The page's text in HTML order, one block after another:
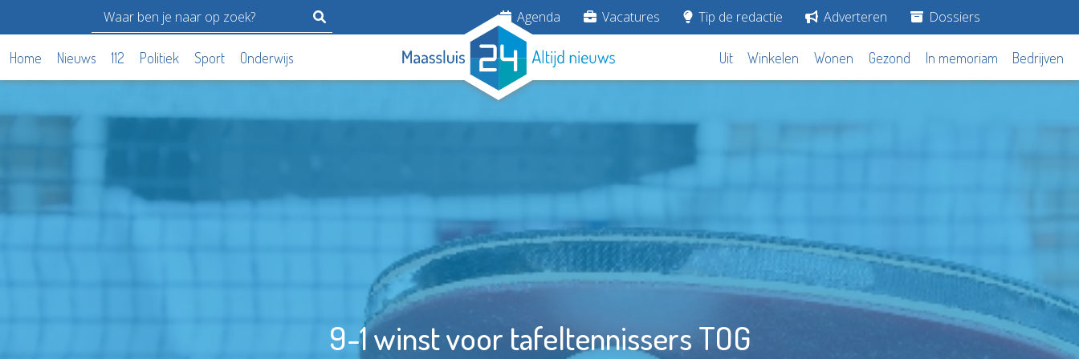
Agenda Vacatures Tip de redactie Adverteren Dossiers
Home Nieuws 112 Politiek Sport Onderwijs Uit Winkelen Wonen Gezond In memoriam Bedrijven
9-1 winst voor tafeltennissers TOG